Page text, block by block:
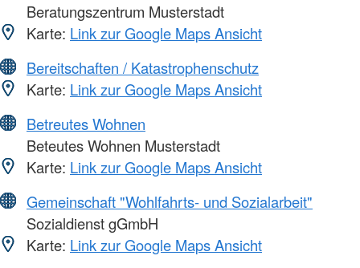
Beratungszentrum Musterstadt
Karte: Link zur Google Maps Ansicht
Bereitschaften / Katastrophenschutz
Karte: Link zur Google Maps Ansicht
Betreutes Wohnen
Beteutes Wohnen Musterstadt
Karte: Link zur Google Maps Ansicht
Gemeinschaft "Wohlfahrts- und Sozialarbeit"
Sozialdienst gGmbH
Karte: Link zur Google Maps Ansicht